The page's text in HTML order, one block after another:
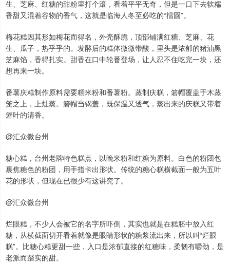
生、芝麻、红糖的甜粉里打个滚，看着平平无奇，但是一口下去软糯
香甜又混着谷物的香气，这就是临海人冬至必吃的“擂圆”。
梅花糕因其形如梅花而得名，外壳酥脆，顶部铺满红糖、芝麻、花
生、瓜子，热乎乎的。发酵后的糕体微微带酸，里头是浓郁的猪油黑
芝麻馅，香得扎实。甜香在口中轮番登场，让人忍不住吃完一块，还
想再来一块。
番薯庆糕制作原料需要糯米粉和番薯粉。蒸制庆糕，箬帽覆盖于木蒸
笼之上，上灶蒸。箬帽当锅盖，既保温又透气，蒸出来的庆糕又带着
箬叶的清香。
@汇众微台州
糖心糕，台州老牌特色糕点，以晚米粉和红糖为原料。白色的粉团包
裹焦糖色的粉团，用手指卡出形状。传统的糖心糕横截面一般为五叶
花的形状，但现在已很少有这讲究了。
@汇众微台州
烂眼糕，不少人会被它的名字所吓倒，其实也就是在糕胚中放入红
糖，从横截面切开看着就像是眼睛形状的糖浆流出来，所以叫“烂眼
糕”。比糖心糕更甜一些，入口是浓郁直接的红糖味，柔韧有嚼劲，是
老派而踏实的甜。